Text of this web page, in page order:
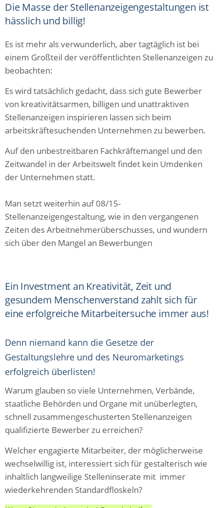
Die Masse der Stellenanzeigengestaltungen ist
hässlich und billig!
Es ist mehr als verwunderlich, aber tagtäglich ist bei
einem Großteil der veröffentlichten Stellenanzeigen zu
beobachten:
Es wird tatsächlich gedacht, dass sich gute Bewerber
von kreativitätsarmen, billigen und unattraktiven
Stellenanzeigen inspirieren lassen sich beim
arbeitskräftesuchenden Unternehmen zu bewerben.
Auf den unbestreitbaren Fachkräftemangel und den
Zeitwandel in der Arbeitswelt findet kein Umdenken
der Unternehmen statt.
Man setzt weiterhin auf 08/15-
Stellenanzeigengestaltung, wie in den vergangenen
Zeiten des Arbeitnehmerüberschusses, und wundern
sich über den Mangel an Bewerbungen
Ein Investment an Kreativität, Zeit und
gesundem Menschenverstand zahlt sich für
eine erfolgreiche Mitarbeitersuche immer aus!
Denn niemand kann die Gesetze der
Gestaltungslehre und des Neuromarketings
erfolgreich überlisten!
Warum glauben so viele Unternehmen, Verbände,
staatliche Behörden und Organe mit unüberlegten,
schnell zusammengeschusterten Stellenanzeigen
qualifizierte Bewerber zu erreichen?
Welcher engagierte Mitarbeiter, der möglicherweise
wechselwillig ist, interessiert sich für gestalterisch wie
inhaltlich langweilige Stelleninserate mit immer
wiederkehrenden Standardfloskeln?